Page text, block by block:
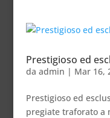
Prestigioso ed
da admin | Mar 16,
Prestigioso ed
pregiate traforato a